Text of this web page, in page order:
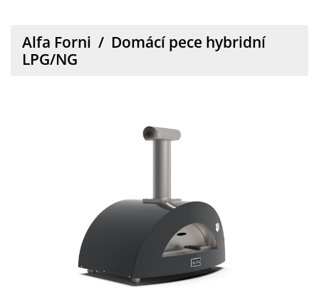
Alfa Forni / Domácí pece hybridní
LPG/NG